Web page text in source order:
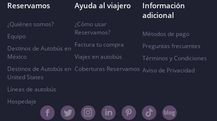
Reservamos
¿Quiénes somos?
Equipo
Destinos de Autobús en
México
Destinos de Autobús en
United States
Líneas de autobús
Hospedaje
Ayuda al viajero
¿Cómo usar
Reservamos?
Factura tu compra
Viajes en autobús
Coberturas Reservamos
Información
adicional
Métodos de pago
Preguntas frecuentes
Términos y Condiciones
Aviso de Privacidad